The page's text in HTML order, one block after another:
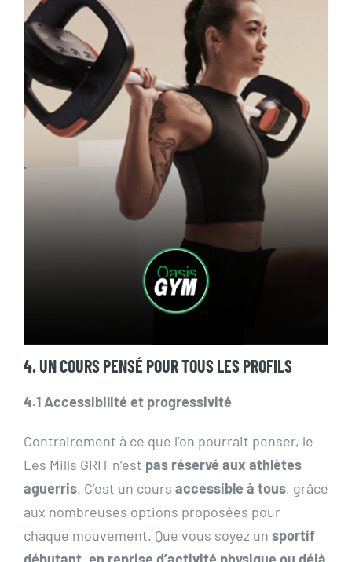
4. UN COURS PENSÉ POUR TOUS LES PROFILS
4.1 Accessibilité et progressivité
Contrairement à ce que l’on pourrait penser, le
Les Mills GRIT n’est pas réservé aux athlètes
aguerris. C’est un cours accessible à tous, grâce
aux nombreuses options proposées pour
chaque mouvement. Que vous soyez un sportif